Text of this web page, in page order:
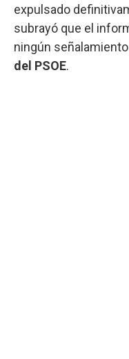
expulsado
subrayó que el
ningún
del PSOE.